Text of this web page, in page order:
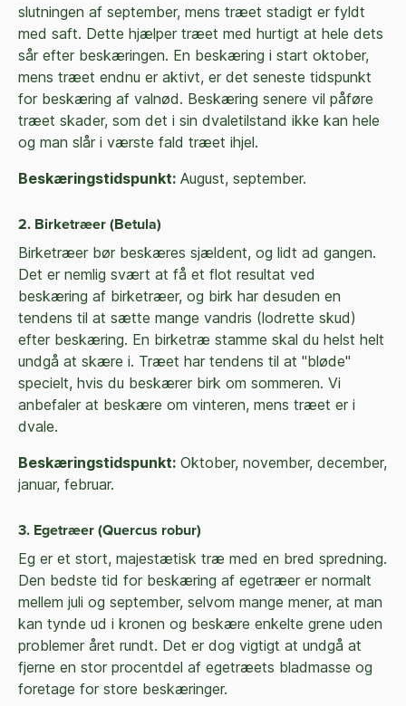
slutningen af september, mens træet stadigt er fyldt
med saft. Dette hjælper træet med hurtigt at hele dets
sår efter beskæringen. En beskæring i start oktober,
mens træet endnu er aktivt, er det seneste tidspunkt
for beskæring af valnød. Beskæring senere vil påføre
træet skader, som det i sin dvaletilstand ikke kan hele
og man slår i værste fald træet ihjel.
Beskæringstidspunkt: August, september.
2. Birketræer (Betula)
Birketræer bør beskæres sjældent, og lidt ad gangen.
Det er nemlig svært at få et flot resultat ved
beskæring af birketræer, og birk har desuden en
tendens til at sætte mange vandris (lodrette skud)
efter beskæring. En birketræ stamme skal du helst helt
undgå at skære i. Træet har tendens til at "bløde"
specielt, hvis du beskærer birk om sommeren. Vi
anbefaler at beskære om vinteren, mens træet er i
dvale.
Beskæringstidspunkt: Oktober, november, december,
januar, februar.
3. Egetræer (Quercus robur)
Eg er et stort, majestætisk træ med en bred spredning.
Den bedste tid for beskæring af egetræer er normalt
mellem juli og september, selvom mange mener, at man
kan tynde ud i kronen og beskære enkelte grene uden
problemer året rundt. Det er dog vigtigt at undgå at
fjerne en stor procentdel af egetræets bladmasse og
foretage for store beskæringer.